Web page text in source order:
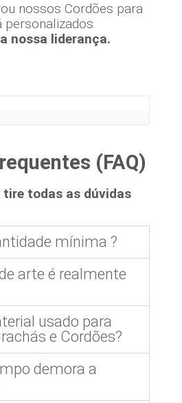
nossos Cordões para
personalizados
nossa liderança.
(FAQ)
tire todas as dúvidas
mínima ?
arte é realmente
usado para
e Cordões?
demora a